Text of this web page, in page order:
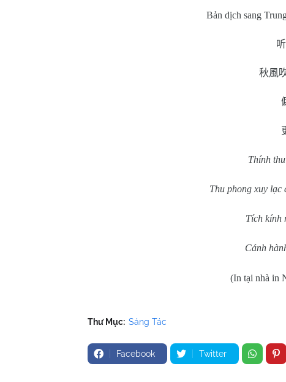
Bản dịch sang
秋風
Thính
Thu phong xuy lạc
Tích kính
Cánh
(In tại nhà in
Thư Mục: Sáng Tác
Facebook Twitter